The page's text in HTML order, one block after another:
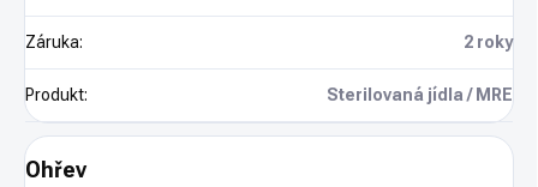
Záruka: 2 roky
Produkt: Sterilovaná jídla / MRE
Ohřev